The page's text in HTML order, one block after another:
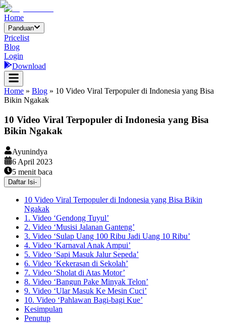
Home
Panduan
Pricelist
Blog
Login
Download
Home » Blog » 10 Video Viral Terpopuler di Indonesia yang Bisa
Bikin Ngakak
10 Video Viral Terpopuler di Indonesia yang Bisa
Bikin Ngakak
Ayunindya
6 April 2023
5 menit baca
Daftar Isi-
10 Video Viral Terpopuler di Indonesia yang Bisa Bikin
Ngakak
1. Video ‘Gendong Tuyul’
2. Video ‘Musisi Jalanan Ganteng’
3. Video ‘Sulap Uang 100 Ribu Jadi Uang 10 Ribu’
4. Video ‘Karnaval Anak Ampui’
5. Video ‘Sapi Masuk Jalur Sepeda’
6. Video ‘Kekerasan di Sekolah’
7. Video ‘Sholat di Atas Motor’
8. Video ‘Bangun Pake Minyak Telon’
9. Video ‘Ular Masuk Ke Mesin Cuci’
10. Video ‘Pahlawan Bagi-bagi Kue’
Kesimpulan
Penutup